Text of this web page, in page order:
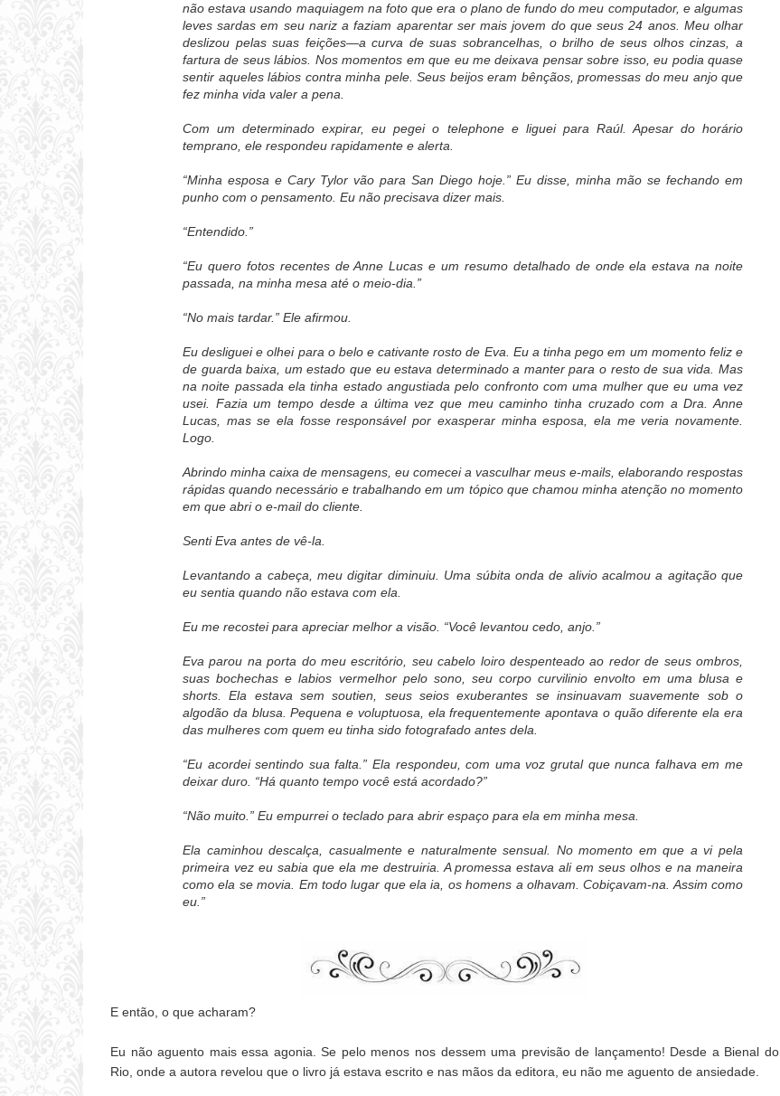
não estava usando maquiagem na foto que era o plano de fundo do meu computador, e algumas
leves sardas em seu nariz a faziam aparentar ser mais jovem do que seus 24 anos. Meu olhar
deslizou pelas suas feições—a curva de suas sobrancelhas, o brilho de seus olhos cinzas, a
fartura de seus lábios. Nos momentos em que eu me deixava pensar sobre isso, eu podia quase
sentir aqueles lábios contra minha pele. Seus beijos eram bênçãos, promessas do meu anjo que
fez minha vida valer a pena.
Com um determinado expirar, eu pegei o telephone e liguei para Raúl. Apesar do horário
temprano, ele respondeu rapidamente e alerta.
“Minha esposa e Cary Tylor vão para San Diego hoje.” Eu disse, minha mão se fechando em
punho com o pensamento. Eu não precisava dizer mais.
“Entendido.”
“Eu quero fotos recentes de Anne Lucas e um resumo detalhado de onde ela estava na noite
passada, na minha mesa até o meio-dia.”
“No mais tardar.” Ele afirmou.
Eu desliguei e olhei para o belo e cativante rosto de Eva. Eu a tinha pego em um momento feliz e
de guarda baixa, um estado que eu estava determinado a manter para o resto de sua vida. Mas
na noite passada ela tinha estado angustiada pelo confronto com uma mulher que eu uma vez
usei. Fazia um tempo desde a última vez que meu caminho tinha cruzado com a Dra. Anne
Lucas, mas se ela fosse responsável por exasperar minha esposa, ela me veria novamente.
Logo.
Abrindo minha caixa de mensagens, eu comecei a vasculhar meus e-mails, elaborando respostas
rápidas quando necessário e trabalhando em um tópico que chamou minha atenção no momento
em que abri o e-mail do cliente.
Senti Eva antes de vê-la.
Levantando a cabeça, meu digitar diminuiu. Uma súbita onda de alivio acalmou a agitação que
eu sentia quando não estava com ela.
Eu me recostei para apreciar melhor a visão. “Você levantou cedo, anjo.”
Eva parou na porta do meu escritório, seu cabelo loiro despenteado ao redor de seus ombros,
suas bochechas e labios vermelhor pelo sono, seu corpo curvilinio envolto em uma blusa e
shorts.Ela estava sem soutien, seus seios exuberantes se insinuavam suavemente sob o
algodão da blusa.Pequena e voluptuosa, ela frequentemente apontava o quão diferente ela era
das mulheres com quem eu tinha sido fotografado antes dela.
“Eu acordei sentindo sua falta.” Ela respondeu, com uma voz grutal que nunca falhava em me
deixar duro. “Há quanto tempo você está acordado?”
“Não muito.” Eu empurrei o teclado para abrir espaço para ela em minha mesa.
Ela caminhou descalça, casualmente e naturalmente sensual. No momento em que a vi pela
primeira vez eu sabia que ela me destruiria. A promessa estava ali em seus olhos e na maneira
como ela se movia. Em todo lugar que ela ia, os homens a olhavam. Cobiçavam-na. Assim como
eu.”
E então, o que acharam?
Eu não aguento mais essa agonia. Se pelo menos nos dessem uma previsão de lançamento! Desde a Bienal do
Rio, onde a autora revelou que o livro já estava escrito e nas mãos da editora, eu não me aguento de ansiedade.